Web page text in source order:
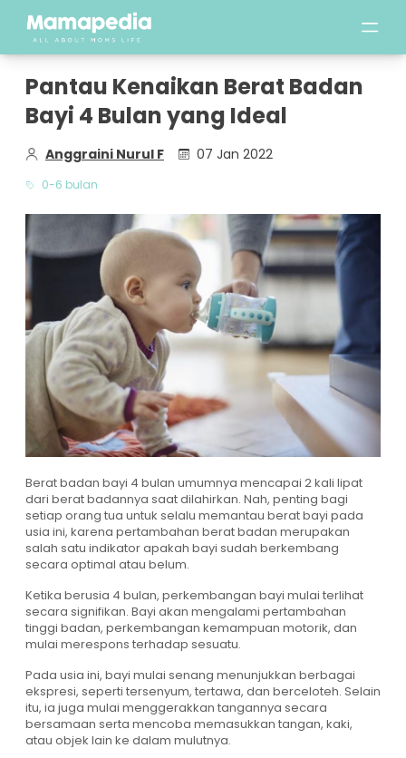
Pantau Kenaikan Berat Badan
Bayi 4 Bulan yang Ideal
Anggraini Nurul F 07 Jan 2022
0-6 bulan
Berat badan bayi 4 bulan umumnya mencapai 2 kali lipat
dari berat badannya saat dilahirkan. Nah, penting bagi
setiap orang tua untuk selalu memantau berat bayi pada
usia ini, karena pertambahan berat badan merupakan
salah satu indikator apakah bayi sudah berkembang
secara optimal atau belum.
Ketika berusia 4 bulan, perkembangan bayi mulai terlihat
secara signifikan. Bayi akan mengalami pertambahan
tinggi badan, perkembangan kemampuan motorik, dan
mulai merespons terhadap sesuatu.
Pada usia ini, bayi mulai senang menunjukkan berbagai
ekspresi, seperti tersenyum, tertawa, dan berceloteh. Selain
itu, ia juga mulai menggerakkan tangannya secara
bersamaan serta mencoba memasukkan tangan, kaki,
atau objek lain ke dalam mulutnya.